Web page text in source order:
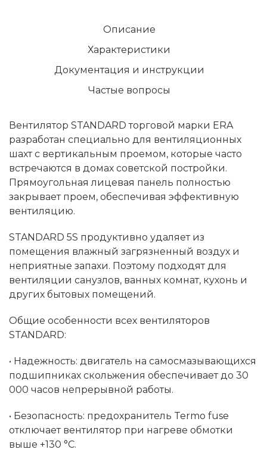
Описание
Характеристики
Документация и инструкции
Частые вопросы
Вентилятор STANDARD торговой марки ERA
разработан специально для вентиляционных
шахт с вертикальным проемом, которые часто
встречаются в домах советской постройки.
Прямоугольная лицевая панель полностью
закрывает проем, обеспечивая эффективную
вентиляцию.
STANDARD 5S продуктивно удаляет из
помещения влажный загрязненный воздух и
неприятные запахи. Поэтому подходят для
вентиляции санузлов, ванных комнат, кухонь и
других бытовых помещений.
Общие особенности всех вентиляторов
STANDARD:
• Надежность: двигатель на самосмазывающихся
подшипниках скольжения обеспечивает до 30
000 часов непрерывной работы.
• Безопасность: предохранитель Termo fuse
отключает вентилятор при нагреве обмотки
выше +130 °C.